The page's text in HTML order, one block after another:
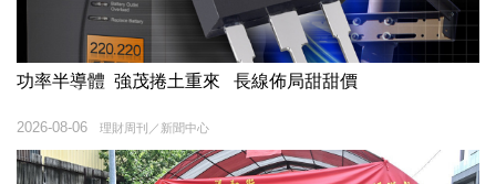
功率半導體 強茂捲土重來 長線佈局甜甜價
理財周刊／新聞中心
2026-08-06